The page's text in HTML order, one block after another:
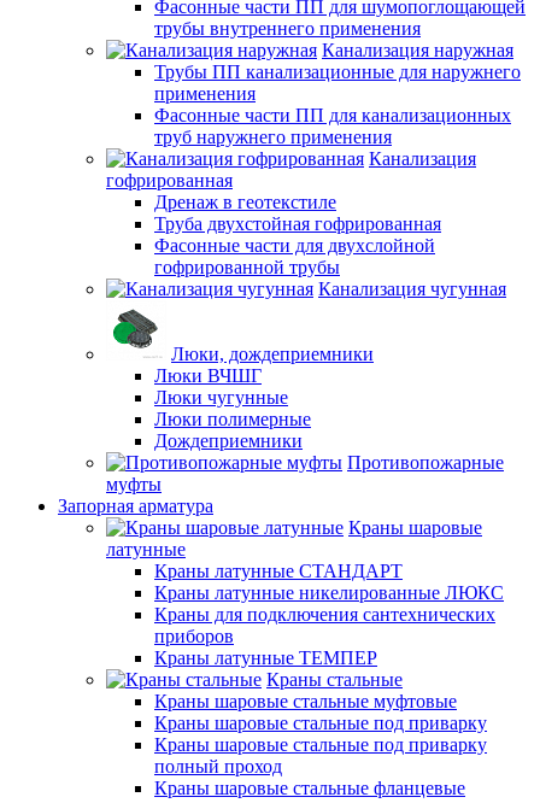
Фасонные части ПП для шумопоглощающей
трубы внутреннего применения
Канализация наружная
Трубы ПП канализационные для наружнего
применения
Фасонные части ПП для канализационных
труб наружнего применения
Канализация
гофрированная
Дренаж в геотекстиле
Труба двухстойная гофрированная
Фасонные части для двухслойной
гофрированной трубы
Канализация чугунная
Люки, дождеприемники
Люки ВЧШГ
Люки чугунные
Люки полимерные
Дождеприемники
Противопожарные
муфты
Запорная арматура
Краны шаровые
латунные
Краны латунные СТАНДАРТ
Краны латунные никелированные ЛЮКС
Краны для подключения сантехнических
приборов
Краны латунные ТЕМПЕР
Краны стальные
Краны шаровые стальные муфтовые
Краны шаровые стальные под приварку
Краны шаровые стальные под приварку
полный проход
Краны шаровые стальные фланцевые